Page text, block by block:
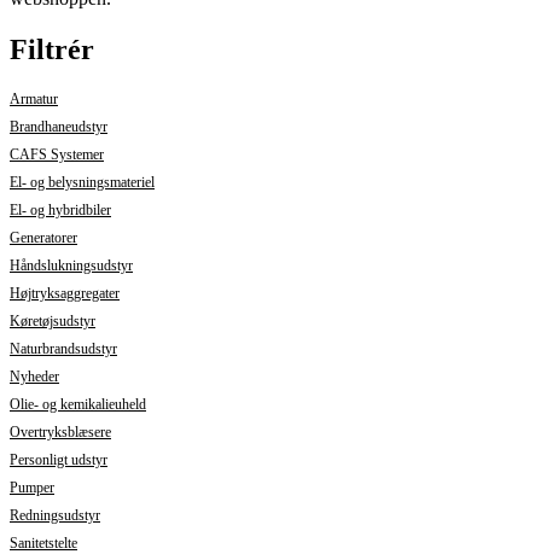
Filtrér
Armatur
Brandhaneudstyr
CAFS Systemer
El- og belysningsmateriel
El- og hybridbiler
Generatorer
Håndslukningsudstyr
Højtryksaggregater
Køretøjsudstyr
Naturbrandsudstyr
Nyheder
Olie- og kemikalieuheld
Overtryksblæsere
Personligt udstyr
Pumper
Redningsudstyr
Sanitetstelte